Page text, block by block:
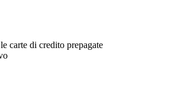
carte di credito prepagate